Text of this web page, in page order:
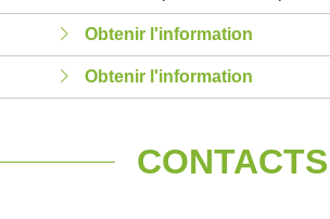
Obtenir l'information
Obtenir l'information